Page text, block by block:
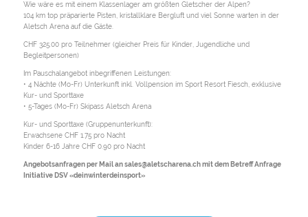
Wie wäre es mit einem Klassenlager am größten Gletscher der Alpen?
104 km top präparierte Pisten, kristallklare Bergluft und viel Sonne warten in der
Aletsch Arena auf die Gäste.
CHF 325.00 pro Teilnehmer (gleicher Preis für Kinder, Jugendliche und
Begleitpersonen)
Im Pauschalangebot inbegriffenen Leistungen:
• 4 Nächte (Mo-Fr) Unterkunft inkl. Vollpension im Sport Resort Fiesch, exklusive
Kur- und Sporttaxe
• 5-Tages (Mo-Fr) Skipass Aletsch Arena
Kur- und Sporttaxe (Gruppenunterkunft):
Erwachsene CHF 1.75 pro Nacht
Kinder 6-16 Jahre CHF 0.90 pro Nacht
Angebotsanfragen per Mail an sales@aletscharena.ch mit dem Betreff Anfrage
Initiative DSV «deinwinterdeinsport»